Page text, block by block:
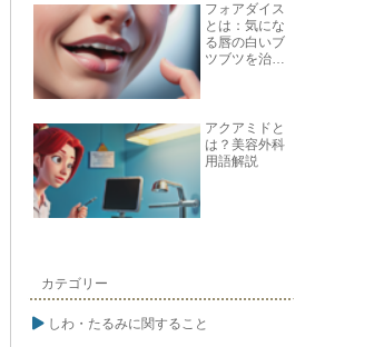
フォアダイス
とは：気にな
る唇の白いブ
ツブツを治す
アクアミドと
は？美容外科
用語解説
カテゴリー
しわ・たるみに関すること